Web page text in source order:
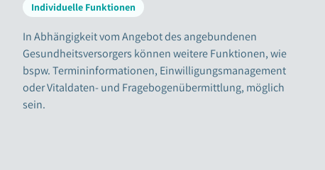
Individuelle Funktionen
In Abhängigkeit vom Angebot des angebundenen
Gesundheitsversorgers können weitere Funktionen, wie
bspw. Termininformationen, Einwilligungsmanagement
oder Vitaldaten- und Fragebogenübermittlung, möglich
sein.